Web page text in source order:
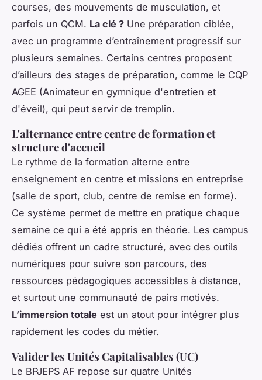
courses, des mouvements de musculation, et
parfois un QCM. La clé ? Une préparation ciblée,
avec un programme d’entraînement progressif sur
plusieurs semaines. Certains centres proposent
d’ailleurs des stages de préparation, comme le CQP
AGEE (Animateur en gymnique d'entretien et
d'éveil), qui peut servir de tremplin.
L'alternance entre centre de formation et
structure d'accueil
Le rythme de la formation alterne entre
enseignement en centre et missions en entreprise
(salle de sport, club, centre de remise en forme).
Ce système permet de mettre en pratique chaque
semaine ce qui a été appris en théorie. Les campus
dédiés offrent un cadre structuré, avec des outils
numériques pour suivre son parcours, des
ressources pédagogiques accessibles à distance,
et surtout une communauté de pairs motivés.
L’immersion totale est un atout pour intégrer plus
rapidement les codes du métier.
Valider les Unités Capitalisables (UC)
Le BPJEPS AF repose sur quatre Unités